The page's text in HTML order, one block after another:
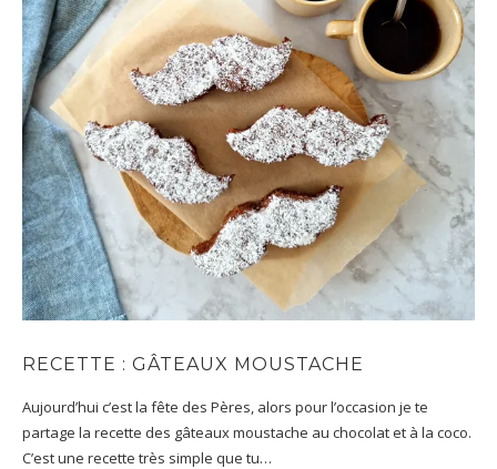
RECETTE : GÂTEAUX MOUSTACHE
Aujourd’hui c’est la fête des Pères, alors pour l’occasion je te
partage la recette des gâteaux moustache au chocolat et à la coco.
C’est une recette très simple que tu…